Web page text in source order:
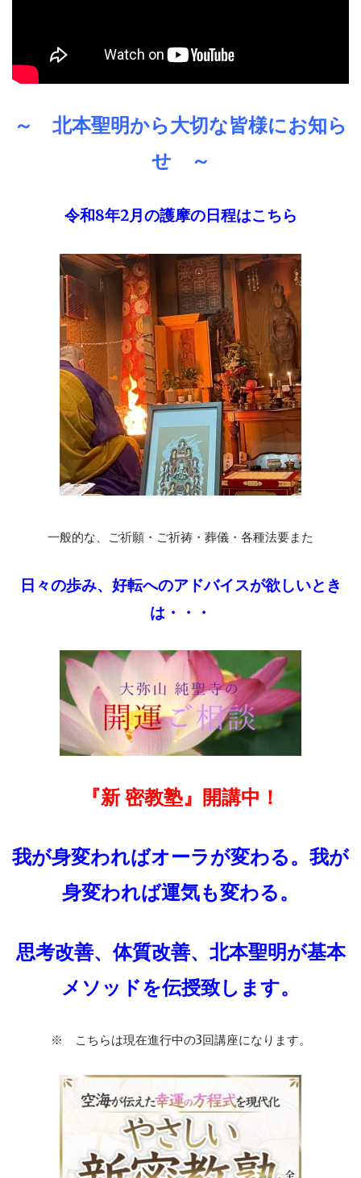
～ 北本聖明から大切な皆様にお知ら
せ ～
令和8年2月の護摩の日程はこちら
一般的な、ご祈願・ご祈祷・葬儀・各種法要また
日々の歩み、好転へのアドバイスが欲しいとき
は・・・
『新 密教塾』開講中！
我が身変わればオーラが変わる。我が
身変われば運気も変わる。
思考改善、体質改善、北本聖明が基本
メソッドを伝授致します。
※ こちらは現在進行中の3回講座になります。